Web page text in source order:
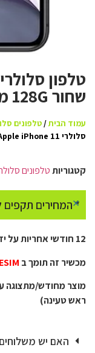
שחור 128G מחודש/מתצוגה
עמוד הבית/טלפונים
סלולרי Apple iPhone 11 אפל שחור 128G מחודש/מתצוגה
קטגוריותטלפונים
* המחירים
×
12 חודשי אחריות על ידי סלולריה
מכשיר זה תומך ב ESIM
מוצר מחודש/מתצוגה
ראש טעינה)
האם יש